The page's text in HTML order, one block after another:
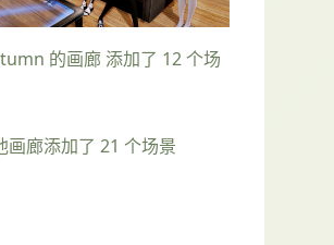
的画廊 添加了 12 个场
画廊添加了 21 个场景